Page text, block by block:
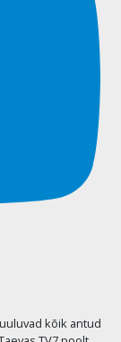
kõik antud